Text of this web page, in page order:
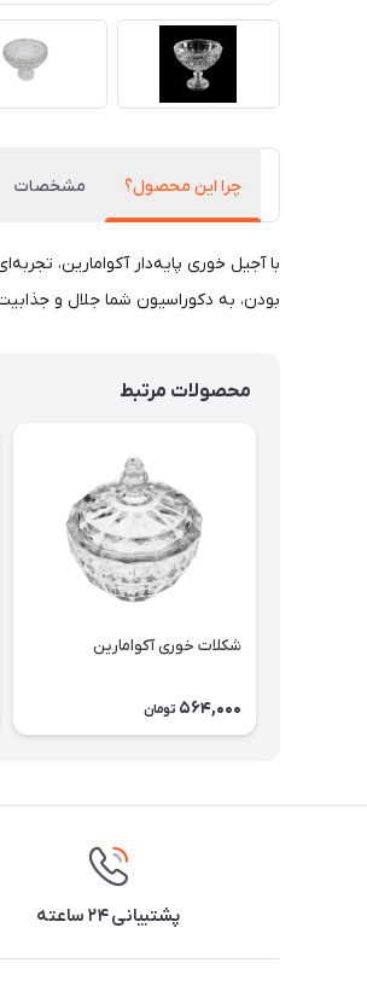
چرا این محصول؟ مشخصات
با آجیل خوری پایه‌دار آکوامارین،
بودن، به دکوراسیون شما جلال و
محصولات مرتبط
شکلات خوری آکوامارین
564,000 تومان
پشتیبانی ۲۴ ساعته